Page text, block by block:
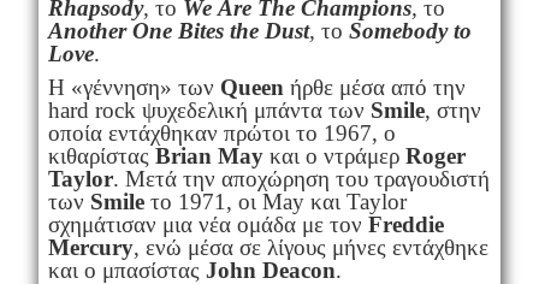
Rhapsody, το We Are The Champions, το
Another One Bites the Dust, το Somebody to
Love.
Η «γέννηση» των Queen ήρθε μέσα από την
hard rock ψυχεδελική μπάντα των Smile, στην
οποία εντάχθηκαν πρώτοι το 1967, ο
κιθαρίστας Brian Mayκαι ο ντράμερ Roger
Taylor. Μετά την αποχώρηση του τραγουδιστή
των Smileτο 1971, οι May και Taylor
σχημάτισαν μια νέα ομάδα με τον Freddie
Mercury, ενώ μέσα σε λίγους μήνες εντάχθηκε
και ο μπασίστας John Deacon.